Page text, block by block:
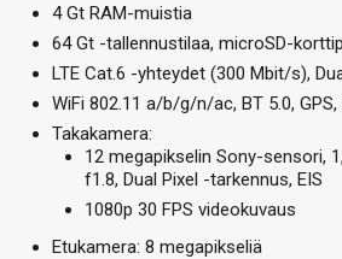
4 Gt RAM-muistia
64 Gt -tallennustilaa, microSD-
LTE Cat.6 -yhteydet (300 Mbit/s),
WiFi 802.11 a/b/g/n/ac, BT 5.0, GPS,
Takakamera:
12 megapikselin Sony-sensori,
f1.8, Dual Pixel -tarkennus, EIS
1080p 30 FPS videokuvaus
Etukamera: 8 megapikseliä